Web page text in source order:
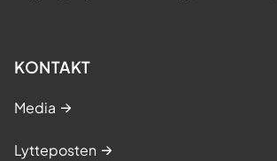
KONTAKT
Media
Lytteposten